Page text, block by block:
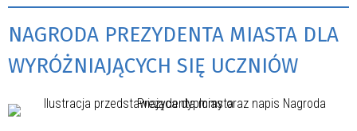
NAGRODA PREZYDENTA MIASTA DLA
WYRÓŻNIAJĄCYCH SIĘ UCZNIÓW